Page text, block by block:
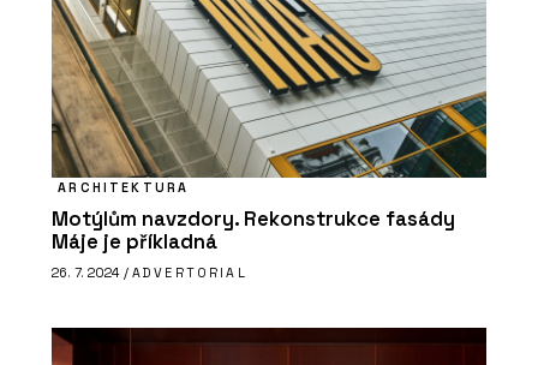
ARCHITEKTURA
Motýlům navzdory. Rekonstrukce fasády
Máje je příkladná
26. 7. 2024 / ADVERTORIAL